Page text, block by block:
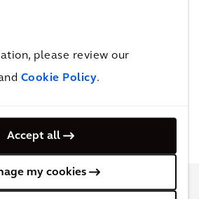
please review our
Cookie Policy.
Accept all
my cookies